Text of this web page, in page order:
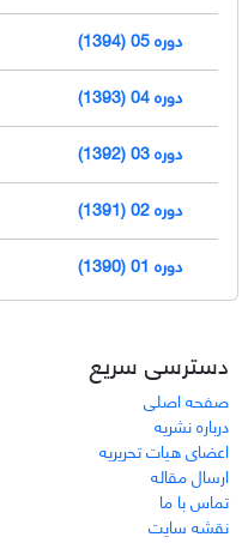
دوره 05 (1394)
دوره 04 (1393)
دوره 03 (1392)
دوره 02 (1391)
دوره 01 (1390)
دسترسی سریع
صفحه اصلی
درباره نشریه
اعضای هیات تحریریه
ارسال مقاله
تماس با ما
نقشه سایت